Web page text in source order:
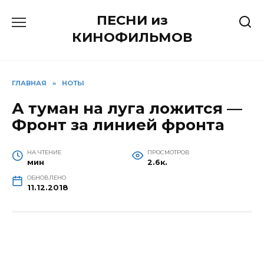
ПЕСНИ из
КИНОФИЛЬМОВ
ГЛАВНАЯ » НОТЫ
А туман на луга ложится —
Фронт за линией фронта
НА ЧТЕНИЕ
мин
ПРОСМОТРОВ
2.6к.
ОБНОВЛЕНО
11.12.2018